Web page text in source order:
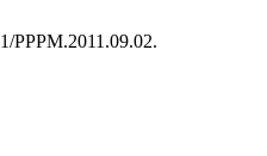
PPPM.2011.09.02.